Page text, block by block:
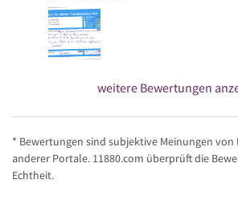
weitere Bewertungen
* Bewertungen sind subjektive Meinungen
anderer Portale. 11880.com überprüft die
Echtheit.